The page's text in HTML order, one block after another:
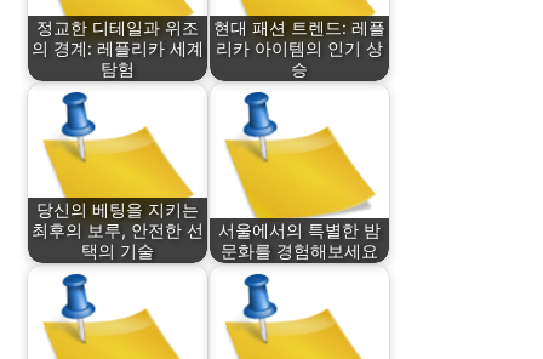
정교한 디테일과 위조
의 경계: 레플리카 세계
탐험
현대 패션 트렌드: 레플
리카 아이템의 인기 상
승
당신의 베팅을 지키는
최후의 보루, 안전한 선
택의 기술
서울에서의 특별한 밤
문화를 경험해보세요